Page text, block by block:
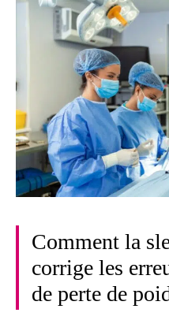
Comment la
corrige les
de perte de